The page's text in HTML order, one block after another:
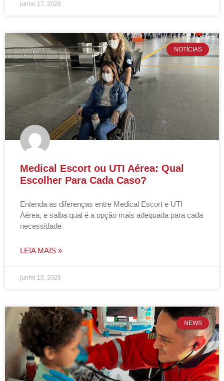
junho 17, 2026
NOTÍCIAS
Medical Escort ou UTI Aérea: Qual
Escolher Para Cada Caso?
Entenda as diferenças entre Medical Escort e UTI
Aérea, e saiba qual é a opção mais adequada para cada
necessidade
LEIA MAIS »
junho 10, 2026
NEWS